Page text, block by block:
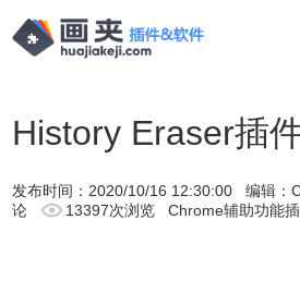
History Eraser插
发布时间： 2020/10/16 12:30:00 编辑：
论
13397次浏览 Chrome辅助功能